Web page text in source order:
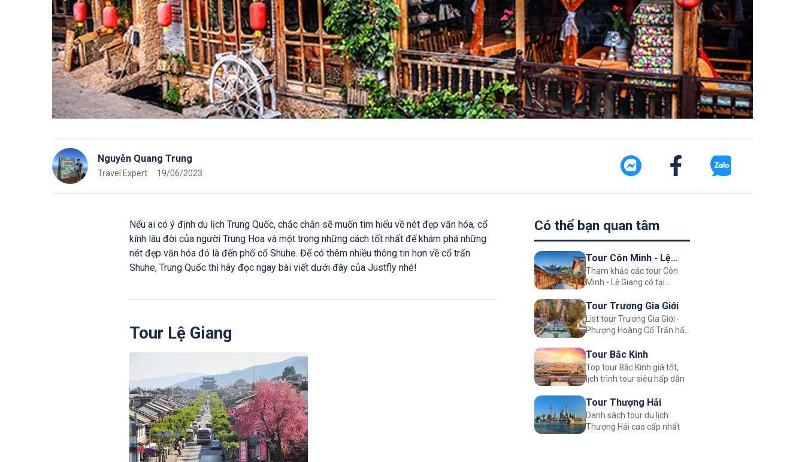
Nguyễn Quang Trung
Travel Expert 19/06/2023
Nếu ai có ý định du lịch Trung Quốc, chắc chắn sẽ muốn tìm hiểu về nét đẹp văn hóa, cổ
kính lâu đời của người Trung Hoa và một trong những cách tốt nhất để khám phá những
nét đẹp văn hóa đó là đến phố cổ Shuhe. Để có thêm nhiều thông tin hơn về cổ trấn
Shuhe, Trung Quốc thì hãy đọc ngay bài viết dưới đây của Justfly nhé!
Tour Lệ Giang
Có thể bạn quan tâm
Tour Côn Minh - Lệ
Giang
Tham khảo các tour Côn
Minh - Lệ Giang có tại
Tour Trương Gia Giới
List tour Trương Gia Giới -
Phượng Hoàng Cổ Trấn hấp
Tour Bắc Kinh
Top tour Bắc Kinh giá tốt,
lịch trình tour siêu hấp dẫn
Tour Thượng Hải
Danh sách tour du lịch
Thượng Hải cao cấp nhất